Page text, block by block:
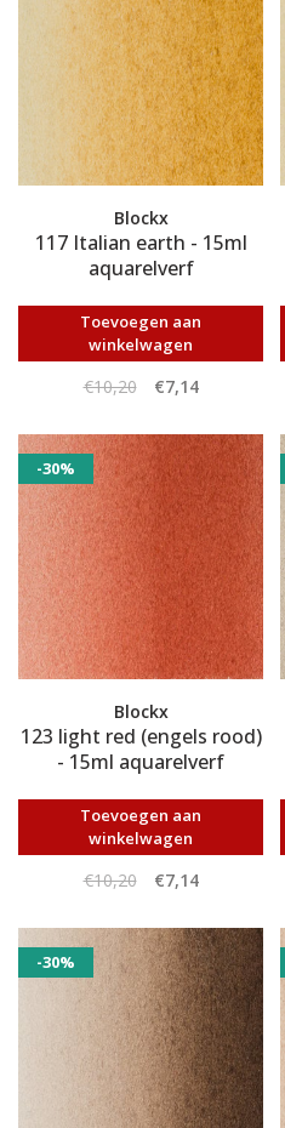
Blockx
117 Italian earth - 15ml
aquarelverf
Toevoegen aan
winkelwagen
€10,20 €7,14
-30%
Blockx
123 light red (engels rood)
- 15ml aquarelverf
Toevoegen aan
winkelwagen
€10,20 €7,14
-30%